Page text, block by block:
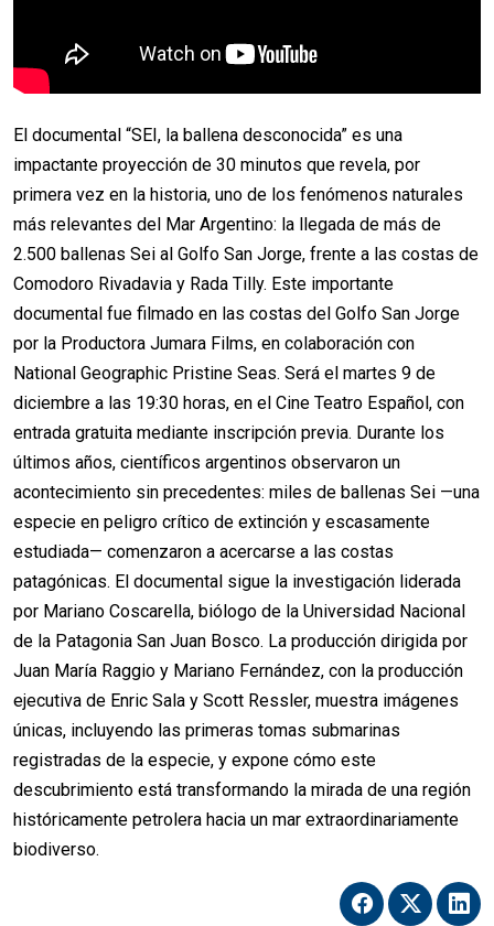
El documental “SEI, la ballena desconocida” es una
impactante proyección de 30 minutos que revela, por
primera vez en la historia, uno de los fenómenos naturales
más relevantes del Mar Argentino: la llegada de más de
2.500 ballenas Sei al Golfo San Jorge, frente a las costas de
Comodoro Rivadavia y Rada Tilly. Este importante
documental fue filmado en las costas del Golfo San Jorge
por la Productora Jumara Films, en colaboración con
National Geographic Pristine Seas. Será el martes 9 de
diciembre a las 19:30 horas, en el Cine Teatro Español, con
entrada gratuita mediante inscripción previa. Durante los
últimos años, científicos argentinos observaron un
acontecimiento sin precedentes: miles de ballenas Sei —una
especie en peligro crítico de extinción y escasamente
estudiada— comenzaron a acercarse a las costas
patagónicas. El documental sigue la investigación liderada
por Mariano Coscarella, biólogo de la Universidad Nacional
de la Patagonia San Juan Bosco. La producción dirigida por
Juan María Raggio y Mariano Fernández, con la producción
ejecutiva de Enric Sala y Scott Ressler, muestra imágenes
únicas, incluyendo las primeras tomas submarinas
registradas de la especie, y expone cómo este
descubrimiento está transformando la mirada de una región
históricamente petrolera hacia un mar extraordinariamente
biodiverso.